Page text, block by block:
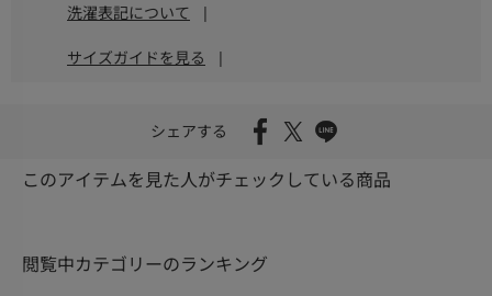
洗濯表記について |
サイズガイドを見る |
シェアする
このアイテムを見た人がチェックしている商品
閲覧中カテゴリーのランキング